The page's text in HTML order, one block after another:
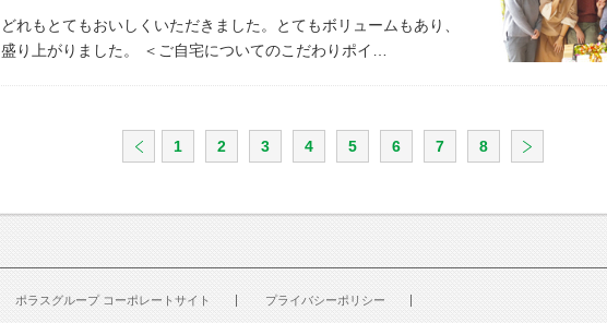
どれもとてもおいしくいただきました。とてもボリュームもあり、
盛り上がりました。
＜ご自宅についてのこだわりポイ…
1 2 3 4 5 6 7 8
ポラスグループ コーポレートサイト
プライバシーポリシー